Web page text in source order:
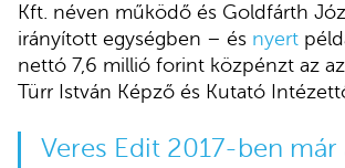
Kft. néven működő és Goldfárth
irányított egységben – és nyert
nettó 7,6 millió forint közpénzt az
Türr István Képző és Kutató
Veres Edit 2017-ben már